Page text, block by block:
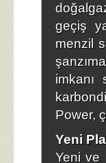
geçiş
menzil
imkanı
Power,
Yeni
Yeni ve